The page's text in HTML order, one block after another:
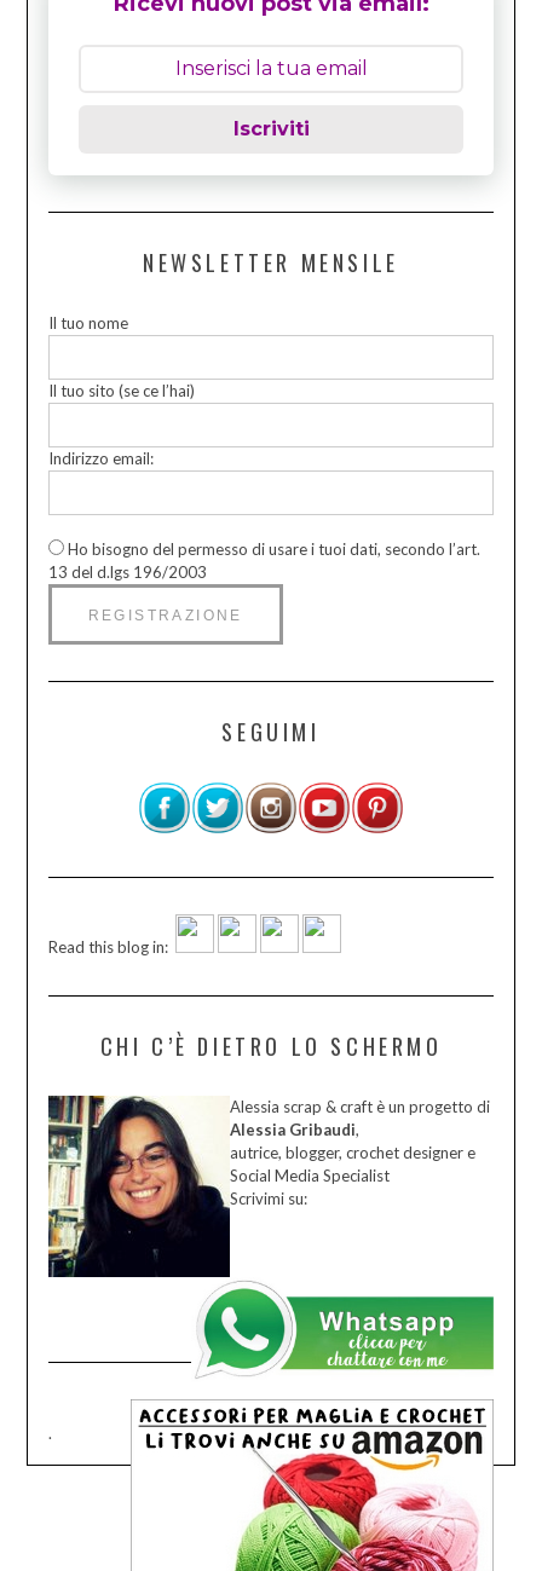
Iscriviti
NEWSLETTER MENSILE
Il tuo nome
Il tuo sito (se ce l’hai)
Indirizzo email:
Ho bisogno del permesso di usare i tuoi dati, secondo l’art.
13 del d.lgs 196/2003
SEGUIMI
Read this blog in:
CHI C’È DIETRO LO SCHERMO
Alessia scrap & craft è un progetto di
Alessia Gribaudi,
autrice, blogger, crochet designer e
Social Media Specialist
Scrivimi su:
.